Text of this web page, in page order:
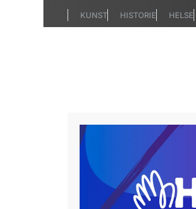
KUNST HISTORIE HELSE